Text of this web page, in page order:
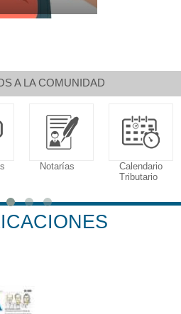
A LA COMUNIDAD
Notarías
Calendario
Tributario